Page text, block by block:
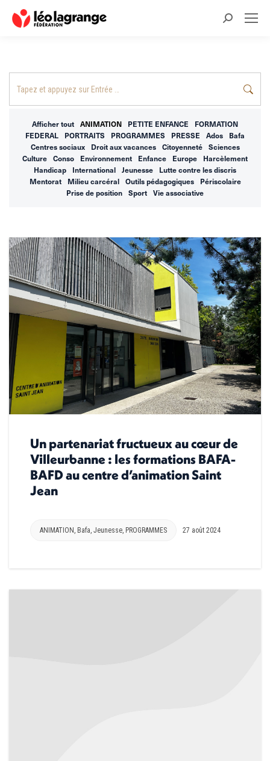
Recherche
Afficher tout ANIMATION PETITE ENFANCE
FORMATION
FEDERAL
PORTRAITS PROGRAMMES PRESSE Ados
Bafa
Centres sociaux
Droit aux vacances Citoyenneté
Sciences
Culture
Conso Environnement Enfance Europe
Harcèlement
Handicap
International Jeunesse
Lutte contre les discris
Mentorat
Milieu carcéral Outils pédagogiques
Périscolaire
Prise de position
Sport Vie associative
Un partenariat fructueux au cœur de
Villeurbanne : les formations BAFA-
BAFD au centre d’animation Saint
Jean
ANIMATION, Bafa, Jeunesse, PROGRAMMES 27 août 2024